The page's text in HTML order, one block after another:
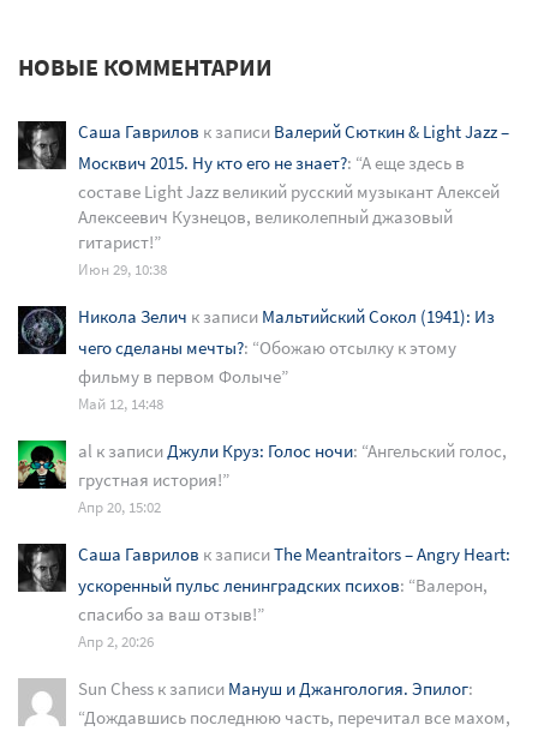
НОВЫЕ КОММЕНТАРИИ
Саша Гаврилов к записи Валерий Сюткин & Light Jazz –
Москвич 2015. Ну кто его не знает?: “А еще здесь в
составе Light Jazz великий русский музыкант Алексей
Алексеевич Кузнецов, великолепный джазовый
гитарист!”
Июн 29, 10:38
Никола Зелич к записи Мальтийский Сокол (1941): Из
чего сделаны мечты?: “Обожаю отсылку к этому
фильму в первом Фолыче”
Май 12, 14:48
al к записиДжули Круз: Голос ночи: “Ангельский голос,
грустная история!”
Апр 20, 15:02
Саша Гаврилов к записиThe Meantraitors – Angry Heart:
ускоренный пульс ленинградских психов: “Валерон,
спасибо за ваш отзыв!”
Апр 2, 20:26
Sun Chess к записи Мануш и Джангология. Эпилог:
“Дождавшись последнюю часть, перечитал все махом,